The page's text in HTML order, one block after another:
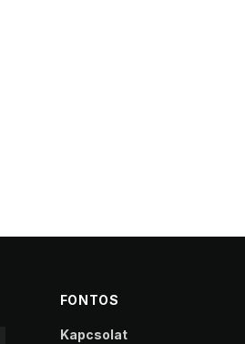
FONTOS
Kapcsolat